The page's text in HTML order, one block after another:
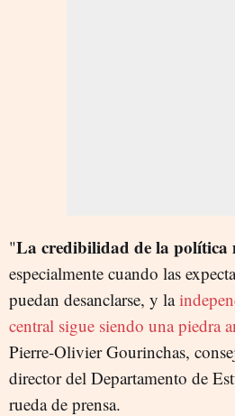
"La credibilidad de la política
especialmente cuando las
puedan desanclarse, y la
central sigue siendo una piedra
Pierre-Olivier Gourinchas,
director del Departamento de
rueda de prensa.